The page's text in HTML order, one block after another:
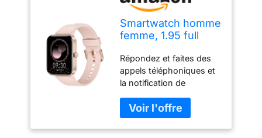
Smartwatch homme
femme, 1.95 full
Smartwatch avec
effectuer/répondre
appels, suivi de
fitness avec
pression artérielle
et moniteur de
sommeil, 140+ step
Répondez et faites des
appels téléphoniques et
la notification de
peut se connecter au
téléphone pour réaliser la
fonction d’appel, et les